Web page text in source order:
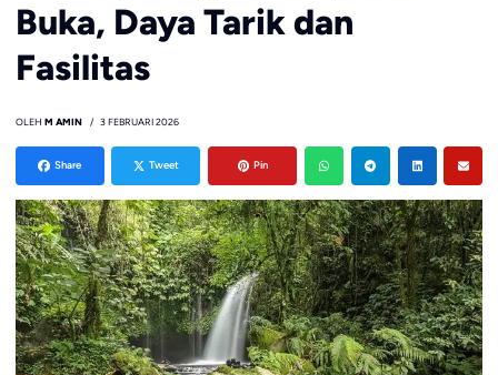
Buka, Daya Tarik dan
Fasilitas
OLEH M AMIN 3 FEBRUARI 2026
Share Tweet Pin